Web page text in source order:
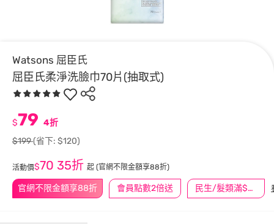
Watsons 屈臣氏
屈臣氏柔淨洗臉巾70片(抽取式)
官網不限金額享88折 會員點數2倍送 民生/髮類滿$388送舒潔冰巾
$79 4折
$199(省下: $120)
活動價$70 35折 起 (官網不限金額享88折)